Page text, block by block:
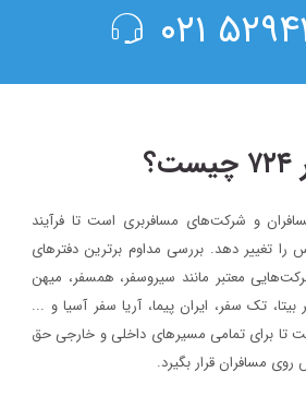
۰۲۱
مسافران و شرکت‌های مسافربری است تا فرآیند
تغییر دهد. بررسی مداوم برترین دفترهای
معتبر مانند سیروسفر، همسفر، میهن‌
بیتا، تک سفر، ایران پیما، آریا سفر آسیا و ...
تا برای تمامی مسیرهای داخلی و خارجی حق
مسافران قرار بگیرد.